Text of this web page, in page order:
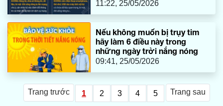
11:22, 25/05/2026
Nếu không muốn bị trụy tim
hãy làm 6 điều này trong
những ngày trời nắng nóng
09:41, 25/05/2026
Trang trước 1 2 3 4 5 Trang sau